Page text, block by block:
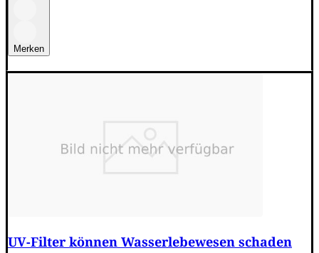
Merken
UV-Filter können Wasserlebewesen schaden